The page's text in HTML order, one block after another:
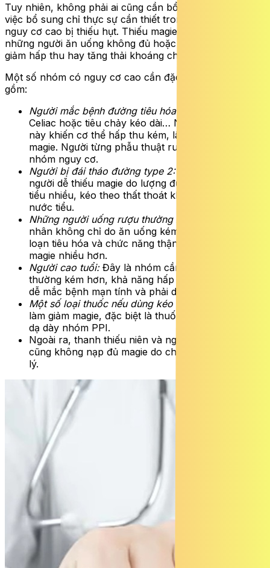
Tuy nhiên, không phải ai cũng cần bổ sung magie mà
việc bổ sung chỉ thực sự cần thiết trong một số nhóm
nguy cơ cao bị thiếu hụt. Thiếu magie thường gặp ở
những người ăn uống không đủ hoặc có bệnh lý làm
giảm hấp thu hay tăng thải khoáng chất này.
Một số nhóm có nguy cơ cao cần đặc biệt lưu ý, bao
gồm:
Người mắc bệnh đường tiêu hóa:
Celiac hoặc tiêu chảy kéo dài… Những tình trạng
này khiến cơ thể hấp thu kém, lâu dần dễ thiếu
magie. Người từng phẫu thuật ruột cũng thuộc
nhóm nguy cơ.
Người bị đái tháo đường type 2:
người dễ thiếu magie do lượng đường cao làm tăng
tiểu nhiều, kéo theo thất thoát khoáng chất qua
nước tiểu.
Những người uống rượu thường xuyên:
nhân không chỉ do ăn uống kém mà còn do rối
loạn tiêu hóa và chức năng thận, khiến cơ thể mất
magie nhiều hơn.
Người cao tuổi: Đây là nhóm cần chú ý vì ăn uống
thường kém hơn, khả năng hấp thu giảm nhưng lại
dễ mắc bệnh mạn tính và phải dùng nhiều thuốc.
Một số loại thuốc nếu dùng kéo dài
làm giảm magie, đặc biệt là thuốc lợi tiểu và thuốc
dạ dày nhóm PPI.
Ngoài ra, thanh thiếu niên và người lớn tuổi đôi khi
cũng không nạp đủ magie do chế độ ăn chưa hợp
lý.